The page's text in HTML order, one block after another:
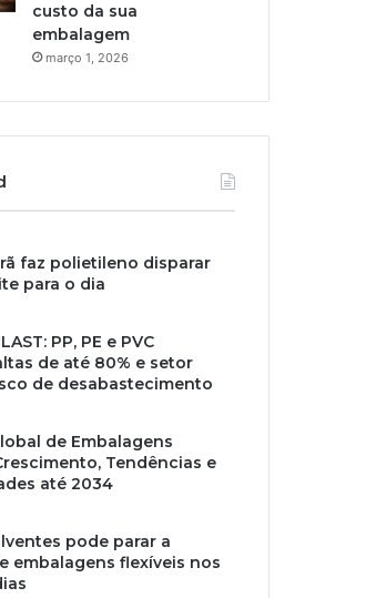
custo da sua
embalagem
março 1, 2026
faz polietileno disparar
para o dia
PP, PE e PVC
de até 80% e setor
de desabastecimento
de Embalagens
Tendências e
até 2034
pode parar a
embalagens flexíveis nos